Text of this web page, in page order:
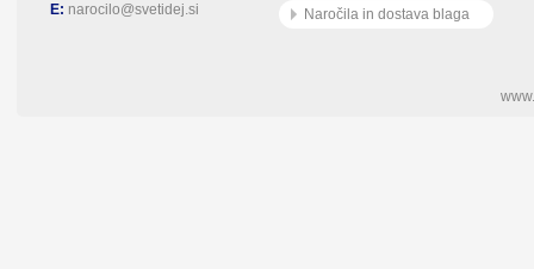
E: narocilo@svetidej.si Naročila in dostava blaga